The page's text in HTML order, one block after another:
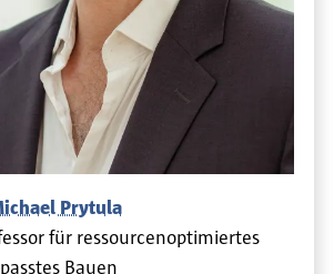
Prytula
für ressourcenoptimiertes
Bauen